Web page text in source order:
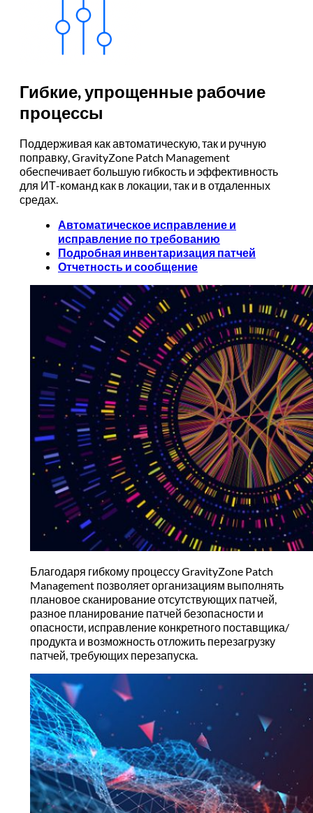
Гибкие, упрощенные рабочие
процессы
Поддерживая как автоматическую, так и ручную
поправку, GravityZone Patch Management
обеспечивает большую гибкость и эффективность
для ИТ-команд как в локации, так и в отдаленных
средах.
Автоматическое исправление и
исправление по требованию
Подробная инвентаризация патчей
Отчетность и сообщение
Благодаря гибкому процессу GravityZone Patch
Management позволяет организациям выполнять
плановое сканирование отсутствующих патчей,
разное планирование патчей безопасности и
опасности, исправление конкретного поставщика/
продукта и возможность отложить перезагрузку
патчей, требующих перезапуска.